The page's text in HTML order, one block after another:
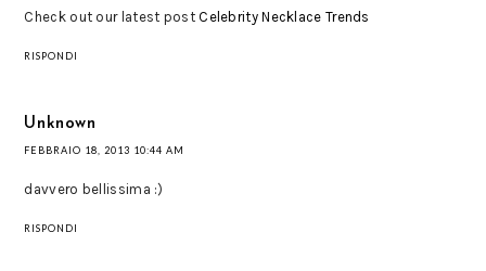
Check out our latest post Celebrity Necklace Trends
RISPONDI
Unknown
FEBBRAIO 18, 2013 10:44 AM
davvero bellissima :)
RISPONDI